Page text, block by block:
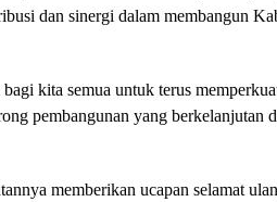
dan sinergi dalam membangun
kita semua untuk terus
pembangunan yang berkelanjutan
memberikan ucapan selamat